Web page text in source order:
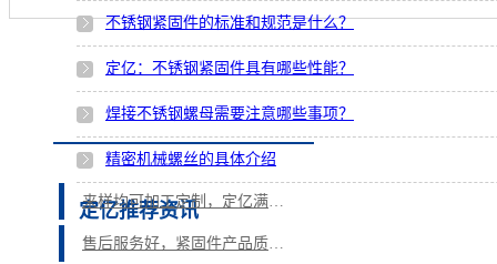
不锈钢紧固件的标准和规范是什么？
定亿：不锈钢紧固件具有哪些性能？
焊接不锈钢螺母需要注意哪些事项？
精密机械螺丝的具体介绍
定亿推荐资讯 来样均可加工定制，定亿满足各行业紧固件定制需求
售后服务好，紧固件产品质量高-定亿